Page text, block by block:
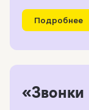
Подробнее
«Звонки